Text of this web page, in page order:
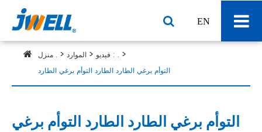
EN
منزل . الموارد
فيديو : .
التوأم برغي الطارد الطارد التوأم برغي الطارد
التوأم برغي الطارد الطارد التوأم برغي